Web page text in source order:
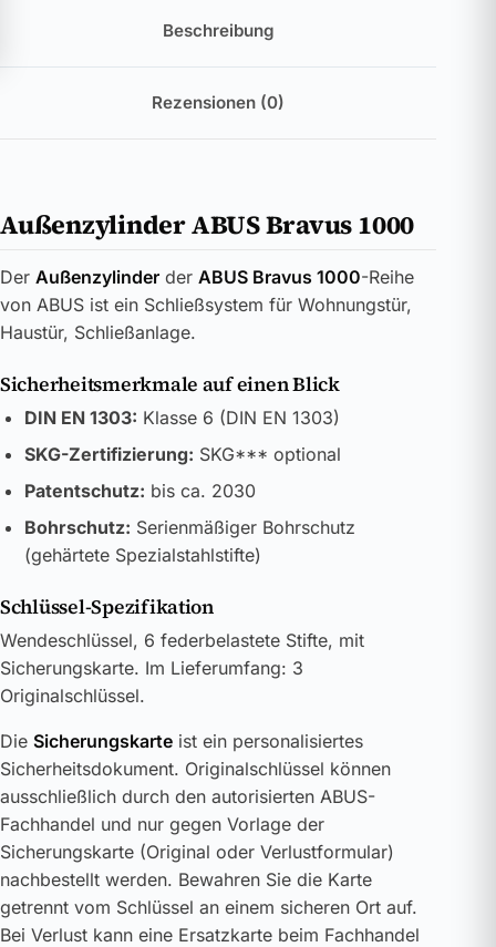
Beschreibung
Rezensionen (0)
Außenzylinder ABUS Bravus 1000
Der Außenzylinder der ABUS Bravus 1000-Reihe
von ABUS ist ein Schließsystem für Wohnungstür,
Haustür, Schließanlage.
Sicherheitsmerkmale auf einen Blick
DIN EN 1303: Klasse 6 (DIN EN 1303)
SKG-Zertifizierung: SKG*** optional
Patentschutz: bis ca. 2030
Bohrschutz: Serienmäßiger Bohrschutz
(gehärtete Spezialstahlstifte)
Schlüssel-Spezifikation
Wendeschlüssel, 6 federbelastete Stifte, mit
Sicherungskarte. Im Lieferumfang: 3
Originalschlüssel.
Die Sicherungskarte ist ein personalisiertes
Sicherheitsdokument. Originalschlüssel können
ausschließlich durch den autorisierten ABUS-
Fachhandel und nur gegen Vorlage der
Sicherungskarte (Original oder Verlustformular)
nachbestellt werden. Bewahren Sie die Karte
getrennt vom Schlüssel an einem sicheren Ort auf.
Bei Verlust kann eine Ersatzkarte beim Fachhandel